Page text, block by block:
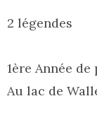
2 légendes
1ère Année
Au lac de